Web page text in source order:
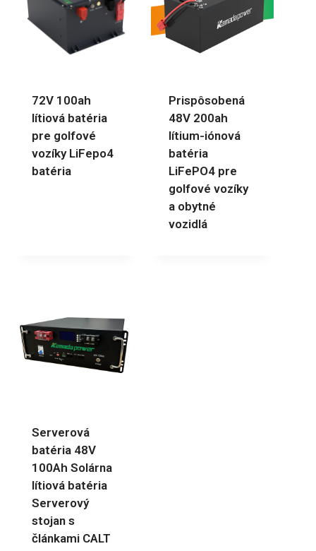
72V 100ah
lítiová batéria
pre golfové
vozíky LiFepo4
batéria
Prispôsobená
48V 200ah
lítium-iónová
batéria
LiFePO4 pre
golfové vozíky
a obytné
vozidlá
Serverová
batéria 48V
100Ah Solárna
lítiová batéria
Serverový
stojan s
článkami CALT